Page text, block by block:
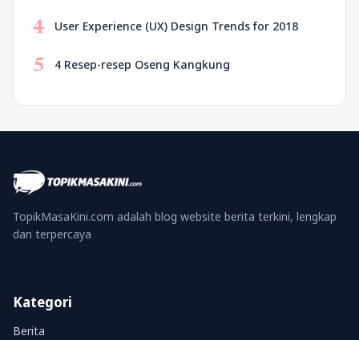
4 User Experience (UX) Design Trends for 2018
5 4 Resep-resep Oseng Kangkung
TopikMasaKini.com adalah blog website berita terkini, lengkap
dan terpercaya
Kategori
Berita